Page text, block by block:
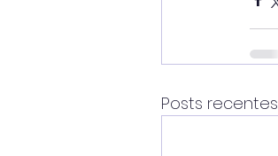
Posts recentes